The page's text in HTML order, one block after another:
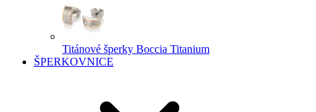
Titánové šperky Boccia Titanium
ŠPERKOVNICE